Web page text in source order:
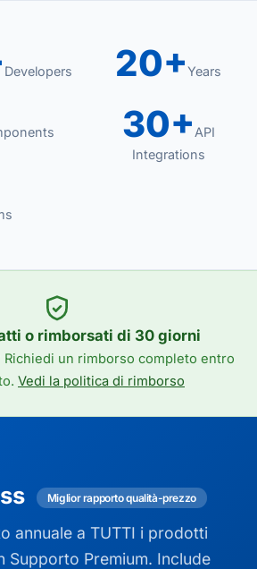
Developers 20+Years
30+ API
Integrations
o rimborsati di 30 giorni
un rimborso completo entro
Vedi la politica di rimborso
Miglior rapporto qualità-prezzo
annuale a TUTTI i prodotti
Supporto Premium. Include